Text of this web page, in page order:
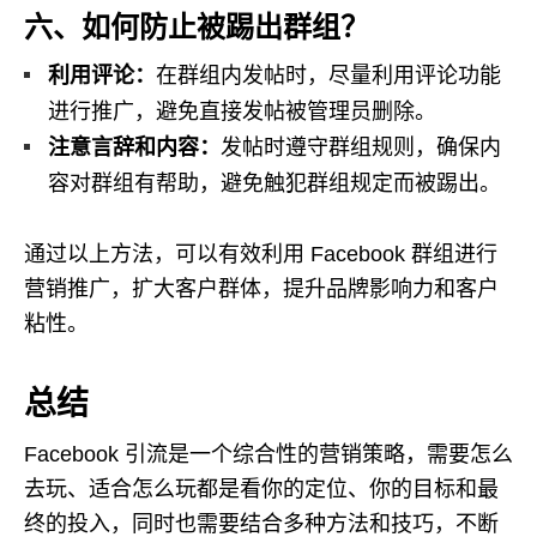
六、如何防止被踢出群组？
利用评论： 在群组内发帖时，尽量利用评论功能
进行推广，避免直接发帖被管理员删除。
注意言辞和内容： 发帖时遵守群组规则，确保内
容对群组有帮助，避免触犯群组规定而被踢出。
通过以上方法，可以有效利用 Facebook 群组进行
营销推广，扩大客户群体，提升品牌影响力和客户
粘性。
总结
Facebook 引流是一个综合性的营销策略，需要怎么
去玩、适合怎么玩都是看你的定位、你的目标和最
终的投入，同时也需要结合多种方法和技巧，不断